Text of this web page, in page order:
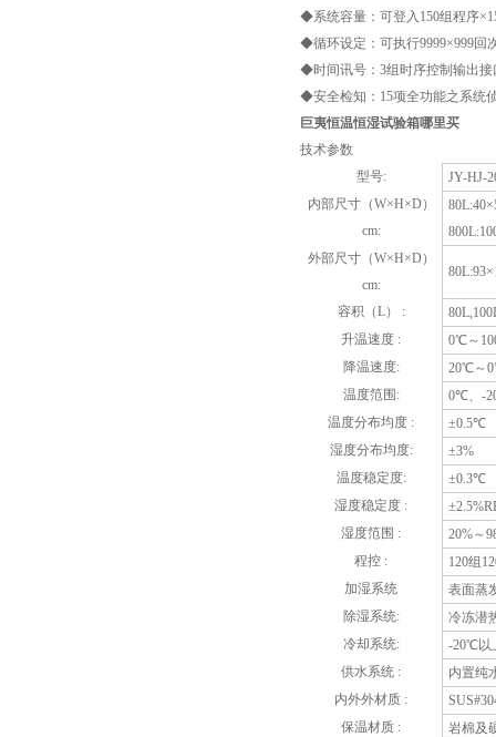
◆系统容量：可登入150组程序
◆循环设定：可执行9999×999回
◆时间讯号：3组时序控制输出接
◆安全检知：15项全功能之系统
巨夷恒温恒湿试验箱哪里买
技术参数
型号:
JY-HJ-
内部尺寸（W×H×D）
cm:
外部尺寸（W×H×D）
cm:
容积（L） :
升温速度 :
0℃～
降温速度:
20℃～
温度笵围:
0℃、-
温度分布均度 :
±0.5℃
湿度分布均度:
±3%
温度稳定度:
±0.3℃
湿度稳定度 :
湿度笵围 :
20%～
程控 :
120组
加湿系统
表面蒸
除湿系统:
冷冻潜
冷却系统:
-20℃以
供水系统 :
内置纯
内外外材质 :
保温材质 :
岩棉及